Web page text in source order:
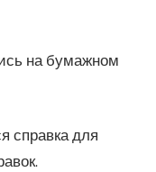
на бумажном
справка для